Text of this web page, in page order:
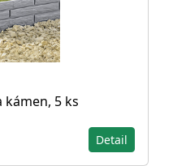
5 ks
Detail